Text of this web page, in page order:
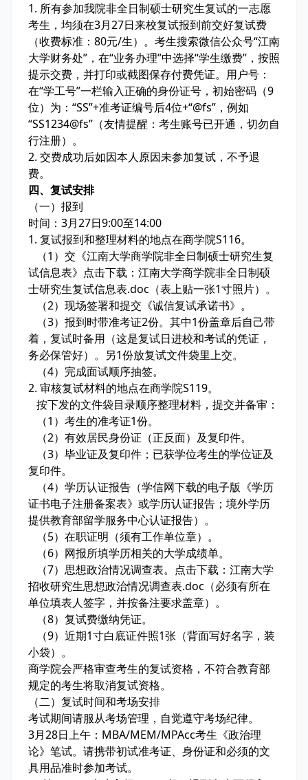
1. 所有参加我院非全日制硕士研究生复试的一志愿
考生，均须在3月27日来校复试报到前交好复试费
（收费标准：80元/生）。考生搜索微信公众号“江南
大学财务处”，在“业务办理”中选择“学生缴费”，按照
提示交费，并打印或截图保存付费凭证。用户号：
在“学工号”一栏输入正确的身份证号，初始密码（9
位）为：“SS”+准考证编号后4位+“@fs”，例如
“SS1234@fs”（友情提醒：考生账号已开通，切勿自
行注册）。
2. 交费成功后如因本人原因未参加复试，不予退
费。
四、复试安排
（一）报到
时间：3月27日9:00至14:00
1. 复试报到和整理材料的地点在商学院S116。
（1）交《江南大学商学院非全日制硕士研究生复
试信息表》点击下载：江南大学商学院非全日制硕
士研究生复试信息表.doc（表上贴一张1寸照片）。
（2）现场签署和提交《诚信复试承诺书》。
（3）报到时带准考证2份。其中1份盖章后自己带
着，复试时备用（这是复试日进校和考试的凭证，
务必保管好）。另1份放复试文件袋里上交。
（4）完成面试顺序抽签。
2. 审核复试材料的地点在商学院S119。
按下发的文件袋目录顺序整理材料，提交并备审：
（1）考生的准考证1份。
（2）有效居民身份证（正反面）及复印件。
（3）毕业证及复印件；已获学位考生的学位证及
复印件。
（4）学历认证报告（学信网下载的电子版《学历
证书电子注册备案表》或学历认证报告；境外学历
提供教育部留学服务中心认证报告）。
（5）在职证明（须有工作单位章）。
（6）网报所填学历相关的大学成绩单。
（7）思想政治情况调查表。点击下载：江南大学
招收研究生思想政治情况调查表.doc（必须有所在
单位填表人签字，并按备注要求盖章）。
（8）复试费缴纳凭证。
（9）近期1寸白底证件照1张（背面写好名字，装
小袋）。
商学院会严格审查考生的复试资格，不符合教育部
规定的考生将取消复试资格。
（二）复试时间和考场安排
考试期间请服从考场管理，自觉遵守考场纪律。
3月28日上午：MBA/MEM/MPAcc考生《政治理
论》笔试。请携带初试准考证、身份证和必须的文
具用品准时参加考试。